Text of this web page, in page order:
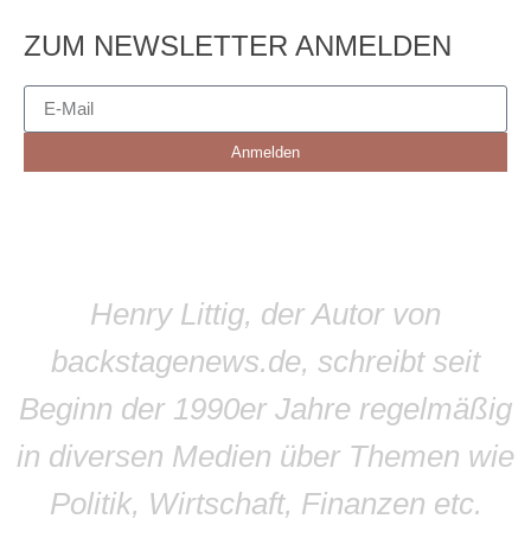
ZUM NEWSLETTER ANMELDEN
Anmelden
Henry Littig, der Autor von
backstagenews.de, schreibt seit
Beginn der 1990er Jahre regelmäßig
in diversen Medien über Themen wie
Politik, Wirtschaft, Finanzen etc.